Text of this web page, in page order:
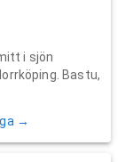
i sjön
Bastu,
→